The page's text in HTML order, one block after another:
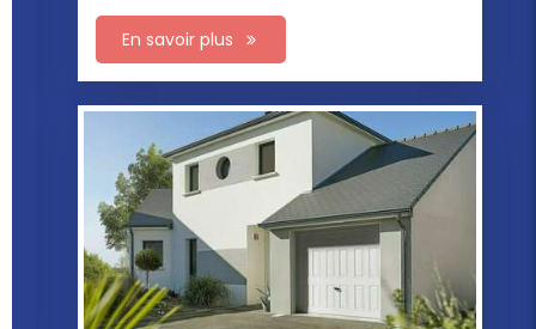
FENÊTRES
Toutes nos gammes de fenêtres se trouve
ici.
En savoir plus